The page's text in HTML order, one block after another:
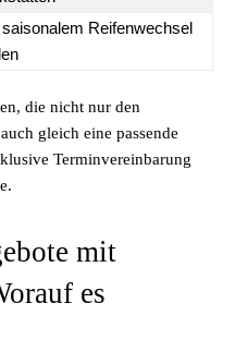
Reifenwechsel
die nicht nur den
gleich eine passende
Terminvereinbarung
mit
es